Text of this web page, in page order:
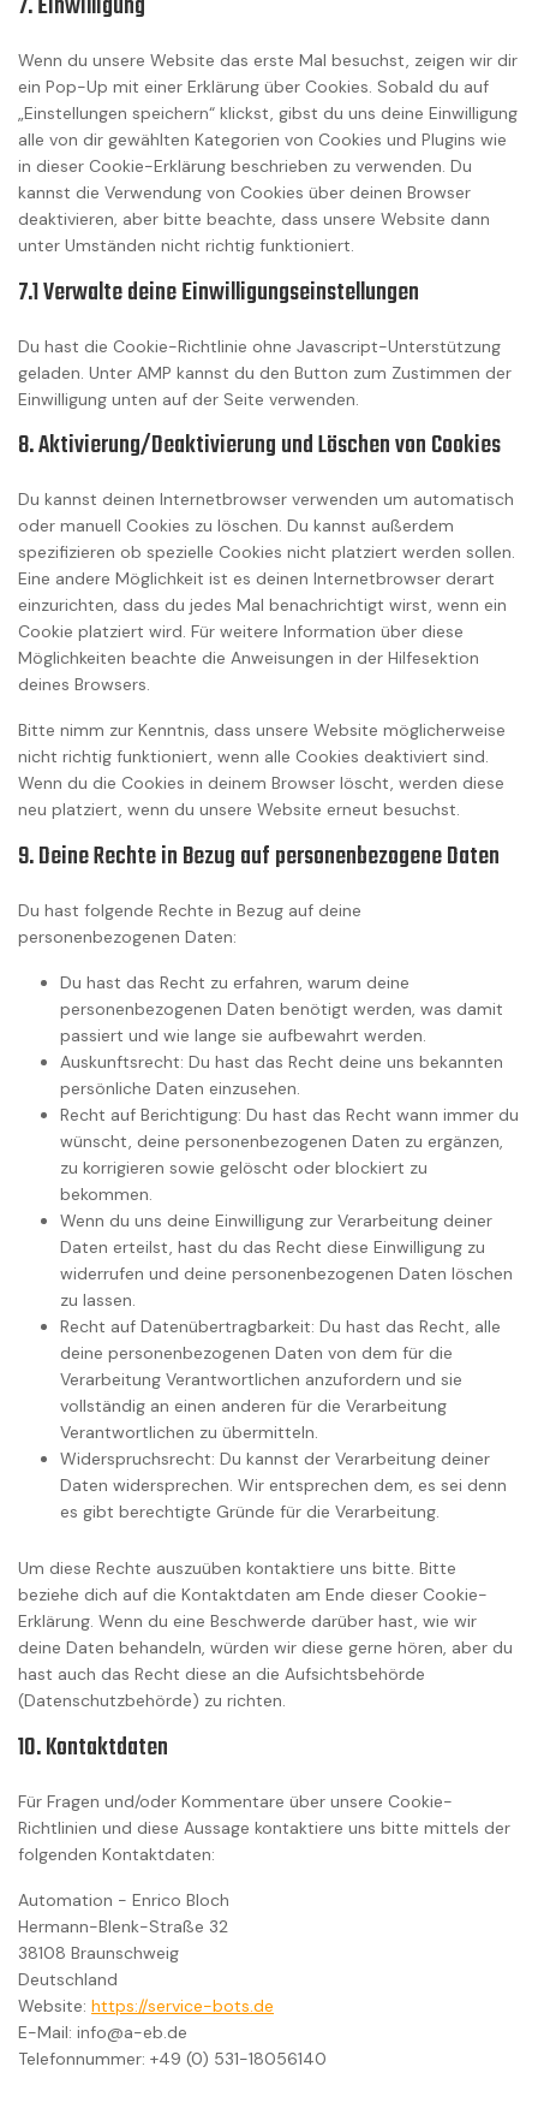
Wenn du unsere Website das erste Mal besuchst, zeigen wir dir
ein Pop-Up mit einer Erklärung über Cookies. Sobald du auf
„Einstellungen speichern“ klickst, gibst du uns deine Einwilligung
alle von dir gewählten Kategorien von Cookies und Plugins wie
in dieser Cookie-Erklärung beschrieben zu verwenden. Du
kannst die Verwendung von Cookies über deinen Browser
deaktivieren, aber bitte beachte, dass unsere Website dann
unter Umständen nicht richtig funktioniert.
7.1 Verwalte deine Einwilligungseinstellungen
Du hast die Cookie-Richtlinie ohne Javascript-Unterstützung
geladen. Unter AMP kannst du den Button zum Zustimmen der
Einwilligung unten auf der Seite verwenden.
8. Aktivierung/Deaktivierung und Löschen von Cookies
Du kannst deinen Internetbrowser verwenden um automatisch
oder manuell Cookies zu löschen. Du kannst außerdem
spezifizieren ob spezielle Cookies nicht platziert werden sollen.
Eine andere Möglichkeit ist es deinen Internetbrowser derart
einzurichten, dass du jedes Mal benachrichtigt wirst, wenn ein
Cookie platziert wird. Für weitere Information über diese
Möglichkeiten beachte die Anweisungen in der Hilfesektion
deines Browsers.
Bitte nimm zur Kenntnis, dass unsere Website möglicherweise
nicht richtig funktioniert, wenn alle Cookies deaktiviert sind.
Wenn du die Cookies in deinem Browser löscht, werden diese
neu platziert, wenn du unsere Website erneut besuchst.
9. Deine Rechte in Bezug auf personenbezogene Daten
Du hast folgende Rechte in Bezug auf deine
personenbezogenen Daten:
Du hast das Recht zu erfahren, warum deine
personenbezogenen Daten benötigt werden, was damit
passiert und wie lange sie aufbewahrt werden.
Auskunftsrecht: Du hast das Recht deine uns bekannten
persönliche Daten einzusehen.
Recht auf Berichtigung: Du hast das Recht wann immer du
wünscht, deine personenbezogenen Daten zu ergänzen,
zu korrigieren sowie gelöscht oder blockiert zu
bekommen.
Wenn du uns deine Einwilligung zur Verarbeitung deiner
Daten erteilst, hast du das Recht diese Einwilligung zu
widerrufen und deine personenbezogenen Daten löschen
zu lassen.
Recht auf Datenübertragbarkeit: Du hast das Recht, alle
deine personenbezogenen Daten von dem für die
Verarbeitung Verantwortlichen anzufordern und sie
vollständig an einen anderen für die Verarbeitung
Verantwortlichen zu übermitteln.
Widerspruchsrecht: Du kannst der Verarbeitung deiner
Daten widersprechen. Wir entsprechen dem, es sei denn
es gibt berechtigte Gründe für die Verarbeitung.
Um diese Rechte auszuüben kontaktiere uns bitte. Bitte
beziehe dich auf die Kontaktdaten am Ende dieser Cookie-
Erklärung. Wenn du eine Beschwerde darüber hast, wie wir
deine Daten behandeln, würden wir diese gerne hören, aber du
hast auch das Recht diese an die Aufsichtsbehörde
(Datenschutzbehörde) zu richten.
10. Kontaktdaten
Für Fragen und/oder Kommentare über unsere Cookie-
Richtlinien und diese Aussage kontaktiere uns bitte mittels der
folgenden Kontaktdaten:
Automation - Enrico Bloch
Hermann-Blenk-Straße 32
38108 Braunschweig
Deutschland
Website: https://service-bots.de
E-Mail: info@a-eb.de
Telefonnummer: +49 (0) 531-18056140